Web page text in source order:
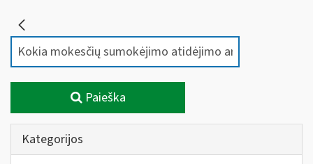
Paieška
Kategorijos